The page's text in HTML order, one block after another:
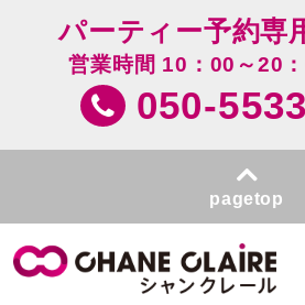
パーティー予約専
営業時間 10：00～20
050-
pagetop